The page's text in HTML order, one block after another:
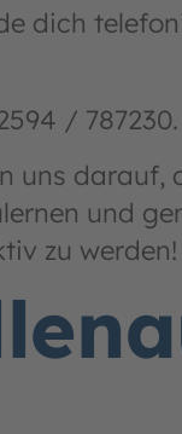
dich
/ 787230.
uns darauf,
und
zu werden!